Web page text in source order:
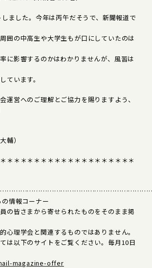
ました。今年は丙午だそうで、新聞報道で
囲の中高生や大学生もが口にしていたのは
に影響するのかはわかりませんが、風習は
ています。
運営へのご理解とご協力を賜りますよう、
輔）
＊＊＊＊＊＊＊＊＊＊＊＊＊＊＊＊＊＊＊
情報コーナー
の皆さまから寄せられたものをそのまま掲
心理学会と関連するものではありません。
は以下のサイトをご覧ください。毎月10日
magazine-offer